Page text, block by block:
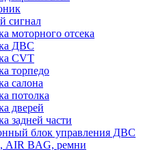
сигнал
моторного отсека
ДВС
CVT
торпедо
салона
потолка
дверей
задней части
блок управления ДВС
AIR BAG, ремни